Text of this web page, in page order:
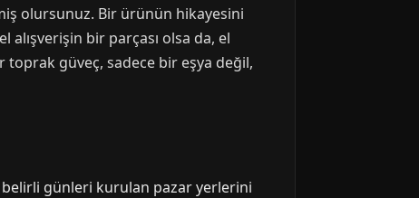
olursunuz. Bir ürünün hikayesini
alışverişin bir parçası olsa da, el
toprak güveç, sadece bir eşya değil,
belirli günleri kurulan pazar yerlerini